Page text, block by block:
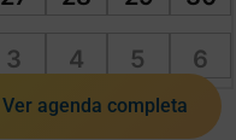
3 4 5 6
Ver agenda completa